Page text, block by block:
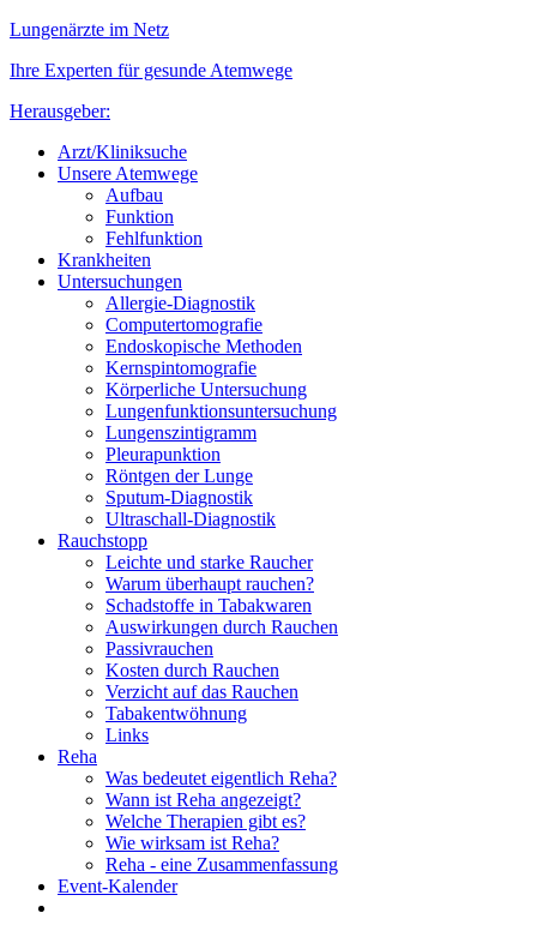
Lungenärzte im Netz
Ihre Experten für gesunde Atemwege
Herausgeber:
Arzt/Kliniksuche
Unsere Atemwege
Aufbau
Funktion
Fehlfunktion
Krankheiten
Untersuchungen
Allergie-Diagnostik
Computertomografie
Endoskopische Methoden
Kernspintomografie
Körperliche Untersuchung
Lungenfunktionsuntersuchung
Lungenszintigramm
Pleurapunktion
Röntgen der Lunge
Sputum-Diagnostik
Ultraschall-Diagnostik
Rauchstopp
Leichte und starke Raucher
Warum überhaupt rauchen?
Schadstoffe in Tabakwaren
Auswirkungen durch Rauchen
Passivrauchen
Kosten durch Rauchen
Verzicht auf das Rauchen
Tabakentwöhnung
Links
Reha
Was bedeutet eigentlich Reha?
Wann ist Reha angezeigt?
Welche Therapien gibt es?
Wie wirksam ist Reha?
Reha - eine Zusammenfassung
Event-Kalender